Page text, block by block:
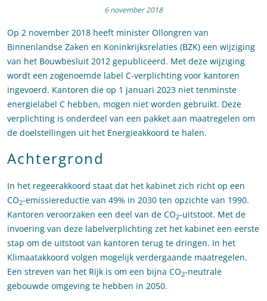
6 november 2018
Op 2 november 2018 heeft minister Ollongren van
Binnenlandse Zaken en Koninkrijksrelaties (BZK) een wijziging
van het Bouwbesluit 2012 gepubliceerd. Met deze wijziging
wordt een zogenoemde label C-verplichting voor kantoren
ingevoerd. Kantoren die op 1 januari 2023 niet tenminste
energielabel C hebben, mogen niet worden gebruikt. Deze
verplichting is onderdeel van een pakket aan maatregelen om
de doelstellingen uit het Energieakkoord te halen.
Achtergrond
In het regeerakkoord staat dat het kabinet zich richt op een
CO2-emissiereductie van 49% in 2030 ten opzichte van 1990.
Kantoren veroorzaken een deel van de CO2-uitstoot. Met de
invoering van deze labelverplichting zet het kabinet een eerste
stap om de uitstoot van kantoren terug te dringen. In het
Klimaatakkoord volgen mogelijk verdergaande maatregelen.
Een streven van het Rijk is om een bijna CO2-neutrale
gebouwde omgeving te hebben in 2050.